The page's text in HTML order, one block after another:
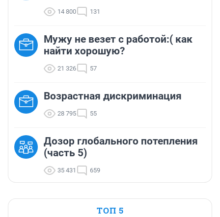
14 800 131
Мужу не везет с работой:( как
найти хорошую?
21 326 57
Возрастная дискриминация
28 795 55
Дозор глобального потепления
(часть 5)
35 431 659
ТОП 5